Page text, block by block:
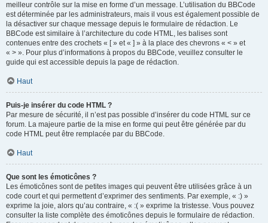
meilleur contrôle sur la mise en forme d’un message. L’utilisation du BBCode
est déterminée par les administrateurs, mais il vous est également possible de
la désactiver sur chaque message depuis le formulaire de rédaction. Le
BBCode est similaire à l’architecture du code HTML, les balises sont
contenues entre des crochets « [ » et « ] » à la place des chevrons « < » et
« > ». Pour plus d’informations à propos du BBCode, veuillez consulter le
guide qui est accessible depuis la page de rédaction.
Haut
Puis-je insérer du code HTML ?
Par mesure de sécurité, il n’est pas possible d’insérer du code HTML sur ce
forum. La majeure partie de la mise en forme qui peut être générée par du
code HTML peut être remplacée par du BBCode.
Haut
Que sont les émoticônes ?
Les émoticônes sont de petites images qui peuvent être utilisées grâce à un
code court et qui permettent d’exprimer des sentiments. Par exemple, « :) »
exprime la joie, alors qu’au contraire, « :( » exprime la tristesse. Vous pouvez
consulter la liste complète des émoticônes depuis le formulaire de rédaction.